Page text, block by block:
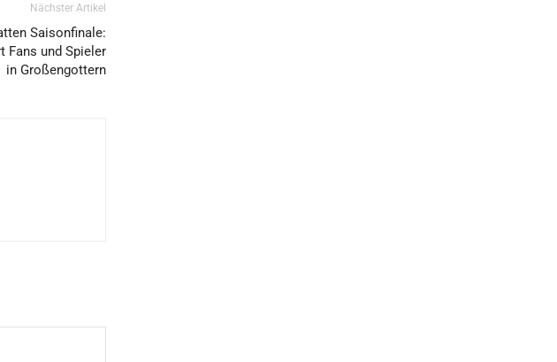
Nächster Artikel
Saisonfinale:
Fans und Spieler
in Großengottern